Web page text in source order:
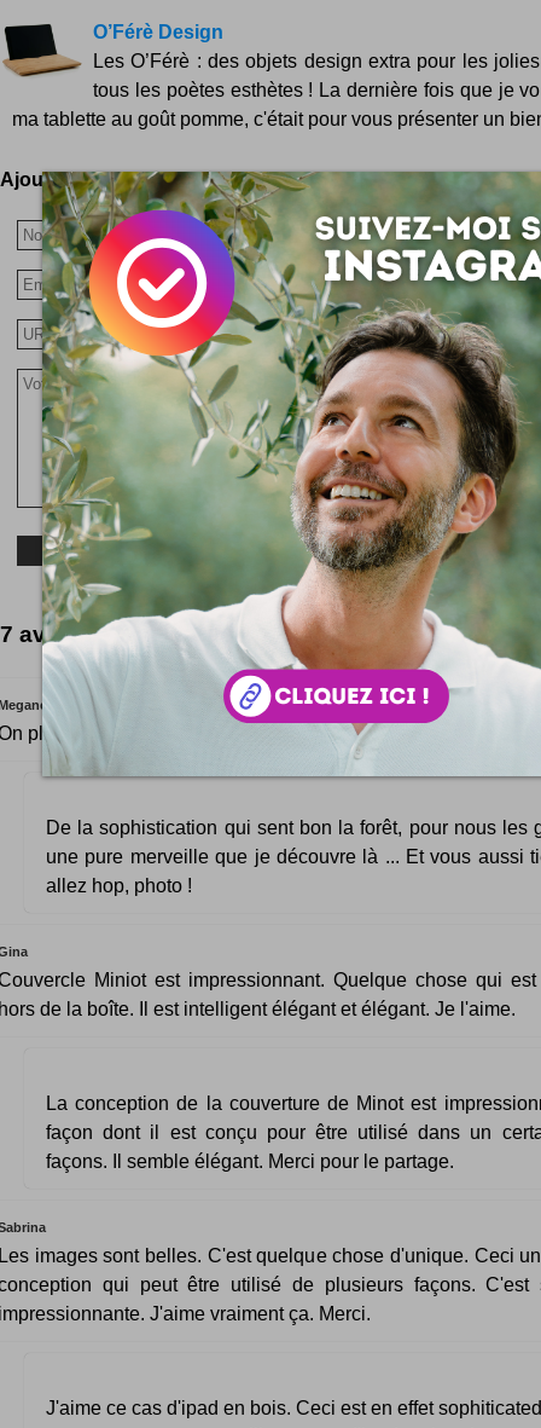
O’Férè Design
Les O’Férè : des objets design extra pour les
tous les poètes esthètes ! La dernière fois que je
ma tablette au goût pomme, c'était pour vous présenter un
Ajoutez votre avis !
7 avis lumineux
plutôt un transat pour les vacances d'été !
De la sophistication qui sent bon la forêt, pour nous les
une pure merveille que je découvre là ... Et vous aussi
allez hop, photo !
Miniot est impressionnant. Quelque chose qui est
de la boîte. Il est intelligent élégant et élégant. Je l'aime.
La conception de la couverture de Minot est
façon dont il est conçu pour être utilisé dans un
façons. Il semble élégant. Merci pour le partage.
images sont belles. C'est quelque chose d'unique. Ceci
qui peut être utilisé de plusieurs façons. C'est
J'aime vraiment ça. Merci.
J'aime ce cas d'ipad en bois. Ceci est en effet